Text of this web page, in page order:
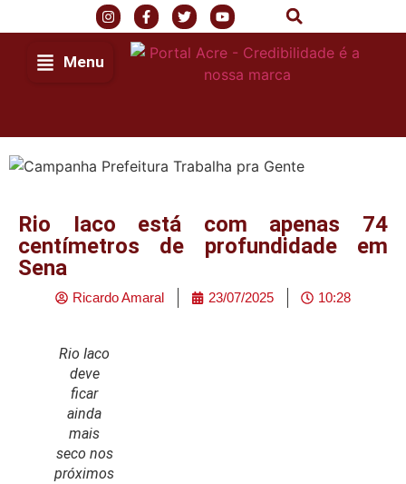
Menu
Rio Iaco está com apenas 74
centímetros de profundidade em
Sena
Ricardo Amaral 23/07/2025 10:28
Rio Iaco
deve
ficar
ainda
mais
seco nos
próximos